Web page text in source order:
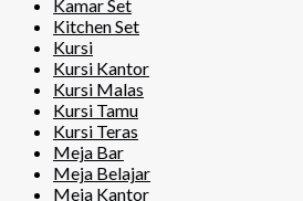
Kamar Set
Kitchen Set
Kursi
Kursi Kantor
Kursi Malas
Kursi Tamu
Kursi Teras
Meja Bar
Meja Belajar
Meja Kantor